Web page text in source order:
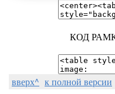
КОД
вверх^ к полной версии